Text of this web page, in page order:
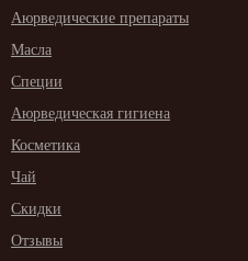
Аюрведические препараты
Масла
Специи
Аюрведическая гигиена
Косметика
Чай
Скидки
Отзывы